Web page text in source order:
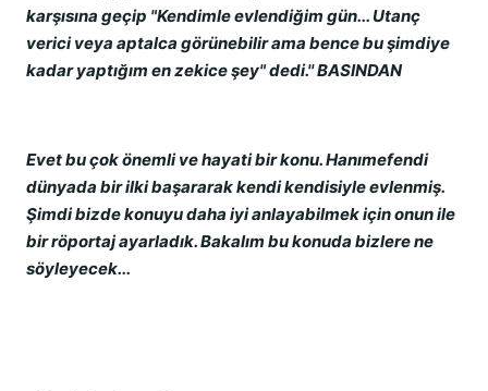
karşısına geçip "Kendimle evlendiğim gün... Utanç
verici veya aptalca görünebilir ama bence bu şimdiye
kadar yaptığım en zekice şey" dedi.'' BASINDAN
Evet bu çok önemli ve hayati bir konu. Hanımefendi
dünyada bir ilki başararak kendi kendisiyle evlenmiş.
Şimdi bizde konuyu daha iyi anlayabilmek için onun ile
bir röportaj ayarladık. Bakalım bu konuda bizlere ne
söyleyecek...